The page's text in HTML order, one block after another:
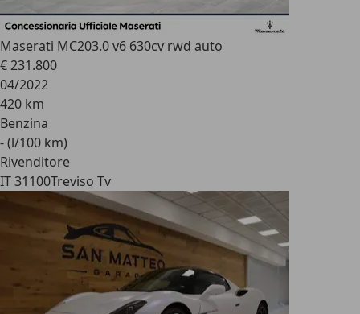
Maserati MC203.0 v6 630cv rwd auto
€ 231.800
04/2022
420 km
Benzina
- (l/100 km)
Rivenditore
IT 31100Treviso Tv